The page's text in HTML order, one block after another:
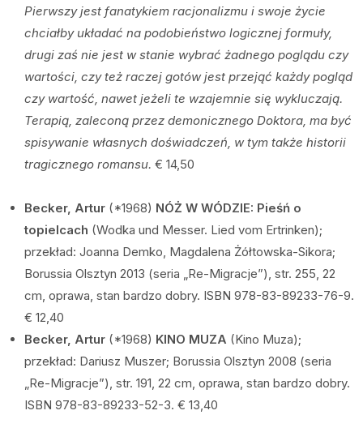
Pierwszy jest fanatykiem racjonalizmu i swoje życie
chciałby układać na podobieństwo logicznej formuły,
drugi zaś nie jest w stanie wybrać żadnego poglądu czy
wartości, czy też raczej gotów jest przejąć każdy pogląd
czy wartość, nawet jeżeli te wzajemnie się wykluczają.
Terapią, zaleconą przez demonicznego Doktora, ma być
spisywanie własnych doświadczeń, w tym także historii
tragicznego romansu. € 14,50
Becker, Artur (*1968) NÓŻ W WÓDZIE: Pieśń o
topielcach (Wodka und Messer. Lied vom Ertrinken);
przekład: Joanna Demko, Magdalena Żółtowska-Sikora;
Borussia Olsztyn 2013 (seria „Re-Migracje”), str. 255, 22
cm, oprawa, stan bardzo dobry. ISBN 978-83-89233-76-9.
€ 12,40
Becker, Artur (*1968) KINO MUZA (Kino Muza);
przekład: Dariusz Muszer; Borussia Olsztyn 2008 (seria
„Re-Migracje”), str. 191, 22 cm, oprawa, stan bardzo dobry.
ISBN 978-83-89233-52-3. € 13,40